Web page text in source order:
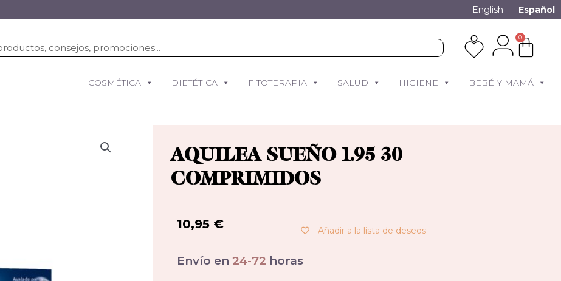
English Español
0
COSMÉTICA DIETÉTICA FITOTERAPIA SALUD HIGIENE BEBÉ Y MAMÁ
AQUILEA SUEÑO 1.95 30
COMPRIMIDOS
10,95 € Añadir a la lista de deseos
Envío en 24-72 horas